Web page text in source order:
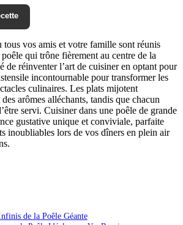
tous vos amis et votre famille sont réunis
qui trône fièrement au centre de la
de réinventer l’art de cuisiner en optant pour
incontournable pour transformer les
culinaires. Les plats mijotent
arômes alléchants, tandis que chacun
servi. Cuisiner dans une poêle de grande
gustative unique et conviviale, parfaite
inoubliables lors de vos dîners en plein air
de la Poêle Géante